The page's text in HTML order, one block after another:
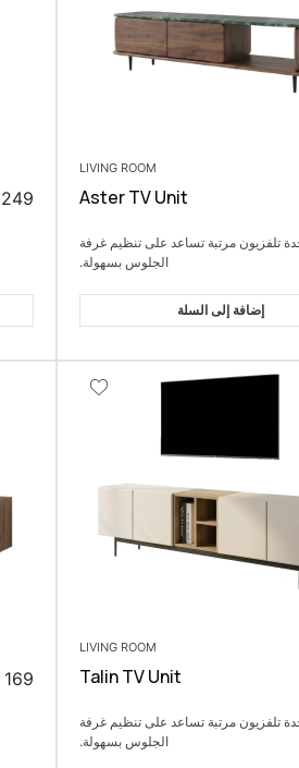
LIVING ROOM
Aster TV Unit
تلفزيون مرتبة تساعد على تنظيم غرفة
الجلوس بسهولة.
إضافة إلى السلة
249
LIVING ROOM
Talin TV Unit
تلفزيون مرتبة تساعد على تنظيم غرفة
الجلوس بسهولة.
169